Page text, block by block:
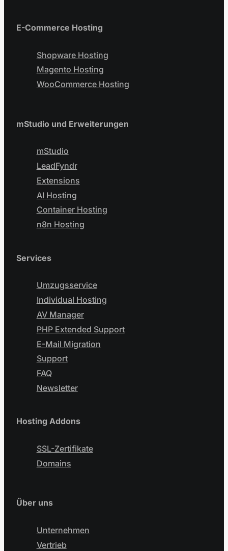
E-Commerce Hosting
Shopware Hosting
Magento Hosting
WooCommerce Hosting
mStudio und Erweiterungen
mStudio
LeadFyndr
Extensions
AI Hosting
Container Hosting
n8n Hosting
Services
Umzugsservice
Individual Hosting
AV Manager
PHP Extended Support
E-Mail Migration
Support
FAQ
Newsletter
Hosting Addons
SSL-Zertifikate
Domains
Über uns
Unternehmen
Vertrieb